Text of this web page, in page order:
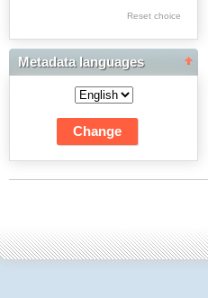
Res Academicae
Science Project Scripts
Biuletyn Informacyjny
WSP w Częstochowie
Reset choice
Metadata languages